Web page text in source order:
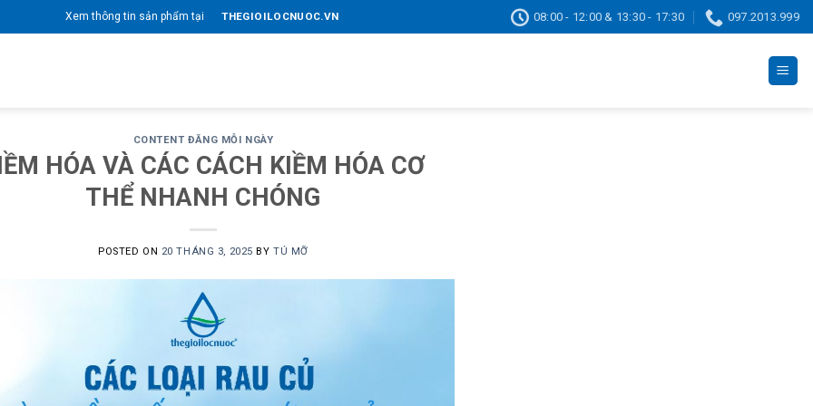
Xem thông tin sản phẩm tại THEGIOILOCNUOC.VN 08:00 - 12:00 & 13:30 - 17:30 097.2013.999
CONTENT ĐĂNG MỖI NGÀY
HÓA VÀ CÁC CÁCH KIỀM HÓA CƠ
THỂ NHANH CHÓNG
POSTED ON 20 THÁNG 3, 2025 BY TÚ MỠ